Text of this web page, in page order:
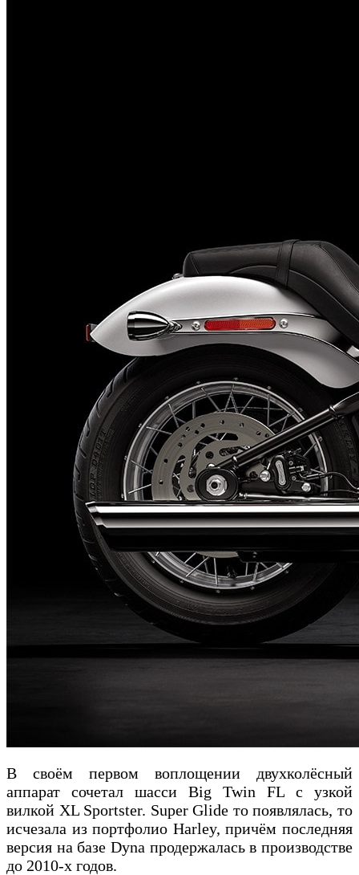
В своём первом воплощении двухколёсный
аппарат сочетал шасси Big Twin FL с узкой
вилкой XL Sportster. Super Glide то появлялась, то
исчезала из портфолио Harley, причём последняя
версия на базе Dyna продержалась в производстве
до 2010-х годов.